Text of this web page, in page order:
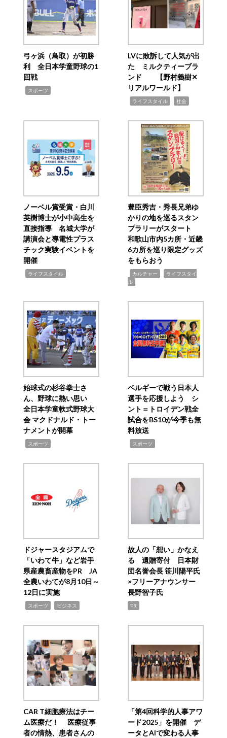
弓ヶ浜（鳥取）が初勝
利 全日本学童野球の1
回戦
スポーツ
LVに敗訴して人気が出
た ミルクティーブラ
ンド 【野村義樹✕
リアルワールド】
ライフスタイル 社会
ノーベル賞受賞・白川
英樹博士が小中高生を
直接指導 名城大学が
講演会と導電性プラス
チック実験イベントを
開催
ライフスタイル
豊臣秀吉・秀長兄弟ゆ
かりの地を巡るスタン
プラリーがスタート
和歌山市内5カ所・近畿
6カ所を巡り限定グッズ
をもらおう
カルチャー
ライフスタイ
ル
始球式の杉谷拳士さ
ん、野球に熱い思い
全日本学童軟式野球大
会 マクドナルド・トー
ナメントが開幕
スポーツ
ベルギーで戦う日本人
選手を応援しよう シ
ント＝トロイデン戦全
試合をBS10が今季も無
料放送
スポーツ
ドジャースタジアムで
「いわて牛」など岩手
県産農畜産物をPR JA
全農いわてが8月10日～
12日に実施
スポーツ ビジネス
故人の「想い」かなえ
る 遺贈寄付 日本財
団名誉会長 笹川陽平氏
×フリーアナウンサー
長野智子氏
PR
CAR T細胞療法はチー
ム医療だ！ 医療従事
者の情熱、患者さんの
「第4回科学的人事アワ
ード2025」を開催 デ
ータとAIで変わる人事